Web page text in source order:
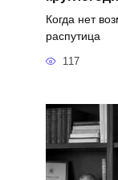
Когда нет
распутица
117